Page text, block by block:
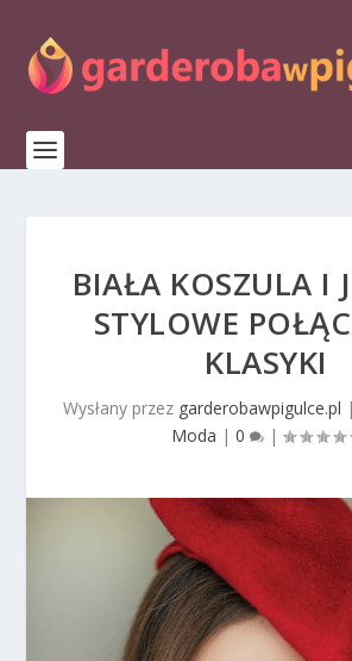
BIAŁA KOSZULA I
STYLOWE
KLASYKI
Wysłany przez garderobawpigulce.pl |
Moda | 0 |